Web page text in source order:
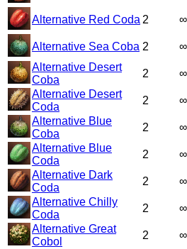
Alternative Red Coda 2 ∞
Alternative Sea Coba 2 ∞
Alternative Desert
Coba
2 ∞
Alternative Desert
Coda
2 ∞
Alternative Blue
Coba
2 ∞
Alternative Blue
Coda
2 ∞
Alternative Dark
Coda
2 ∞
Alternative Chilly
Coda
2 ∞
Alternative Great
Cobol
2 ∞